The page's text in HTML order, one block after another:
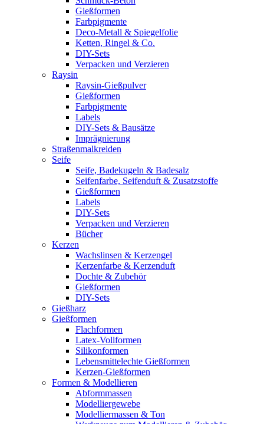
Gießformen
Farbpigmente
Deco-Metall & Spiegelfolie
Ketten, Ringel & Co.
DIY-Sets
Verpacken und Verzieren
Raysin
Raysin-Gießpulver
Gießformen
Farbpigmente
Labels
DIY-Sets & Bausätze
Imprägnierung
Straßenmalkreiden
Seife
Seife, Badekugeln & Badesalz
Seifenfarbe, Seifenduft & Zusatzstoffe
Gießformen
Labels
DIY-Sets
Verpacken und Verzieren
Bücher
Kerzen
Wachslinsen & Kerzengel
Kerzenfarbe & Kerzenduft
Dochte & Zubehör
Gießformen
DIY-Sets
Gießharz
Gießformen
Flachformen
Latex-Vollformen
Silikonformen
Lebensmittelechte Gießformen
Kerzen-Gießformen
Formen & Modellieren
Abformmassen
Modelliergewebe
Modelliermassen & Ton